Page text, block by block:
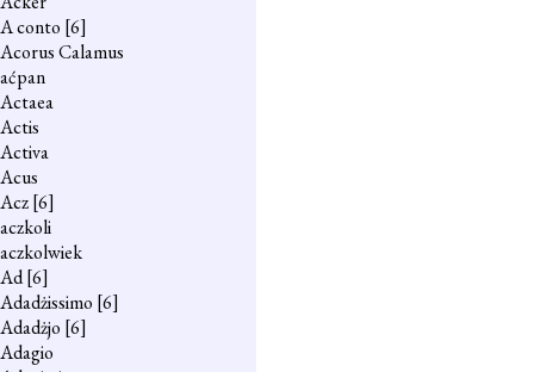
A conto [6]
Acorus Calamus
aćpan
Actaea
Actis
Activa
Acus
Acz[6]
aczkoli
aczkolwiek
Ad[6]
Adadżissimo [6]
Adadżjo [6]
Adagio